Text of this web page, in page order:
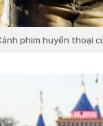
phim huyền thoại